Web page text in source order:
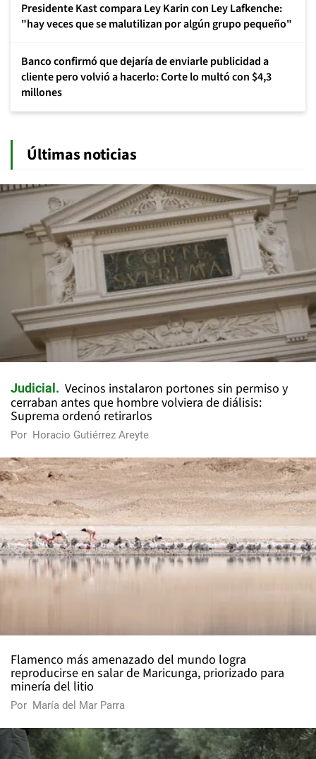
Presidente Kast compara Ley Karin con Ley Lafkenche:
"hay veces que se malutilizan por algún grupo pequeño"
Banco confirmó que dejaría de enviarle publicidad a
cliente pero volvió a hacerlo: Corte lo multó con $4,3
millones
Últimas noticias
Judicial
Vecinos instalaron portones sin permiso y
cerraban antes que hombre volviera de diálisis:
Suprema ordenó retirarlos
Por Horacio Gutiérrez Areyte
Flamenco más amenazado del mundo logra
reproducirse en salar de Maricunga, priorizado para
minería del litio
Por María del Mar Parra